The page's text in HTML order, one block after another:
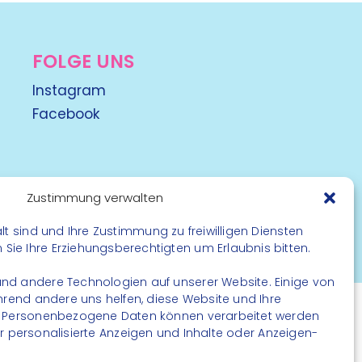
Zustimmung verwalten
sind und Ihre Zustimmung zu freiwilligen Diensten
Ihre Erziehungsberechtigten um Erlaubnis bitten.
andere Technologien auf unserer Website. Einige von
andere uns helfen, diese Website und Ihre
Daten können verarbeitet werden
personalisierte Anzeigen und Inhalte oder Anzeigen-
FOLGE UNS
Instagram
Facebook